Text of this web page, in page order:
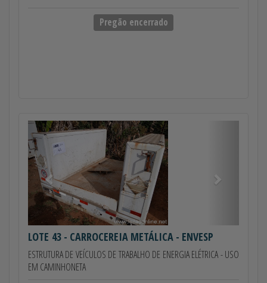
Pregão encerrado
Anterior
LOTE 43 - CARROCEREIA METÁLICA - ENVESP
ESTRUTURA DE VEÍCULOS DE TRABALHO DE ENERGIA ELÉTRICA - USO
EM CAMINHONETA